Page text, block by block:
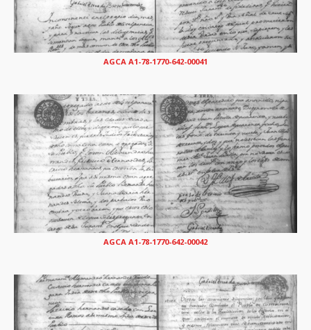
AGCA A1-78-1770-642-00041
AGCA A1-78-1770-642-00042